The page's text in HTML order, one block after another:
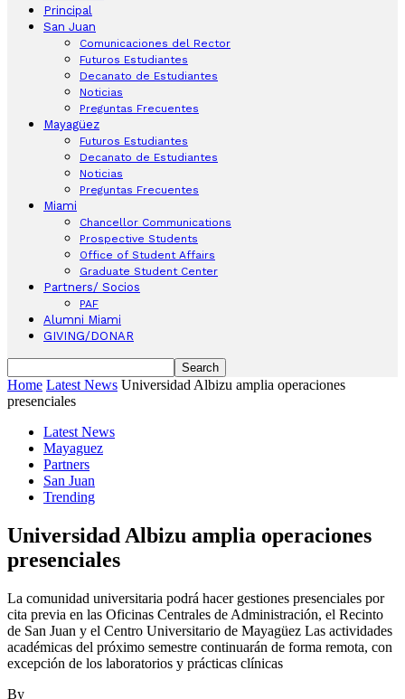
Principal
San Juan
Comunicaciones del Rector
Futuros Estudiantes
Decanato de Estudiantes
Noticias
Preguntas Frecuentes
Mayagüez
Futuros Estudiantes
Decanato de Estudiantes
Noticias
Preguntas Frecuentes
Miami
Chancellor Communications
Prospective Students
Office of Student Affairs
Graduate Student Center
Partners/ Socios
PAF
Alumni Miami
GIVING/DONAR
Home Latest News Universidad Albizu amplia operaciones
presenciales
Latest News
Mayaguez
Partners
San Juan
Trending
Universidad Albizu amplia operaciones
presenciales
La comunidad universitaria podrá hacer gestiones presenciales por
cita previa en las Oficinas Centrales de Administración, el Recinto
de San Juan y el Centro Universitario de Mayagüez Las actividades
académicas del próximo semestre continuarán de forma remota, con
excepción de los laboratorios y prácticas clínicas
By